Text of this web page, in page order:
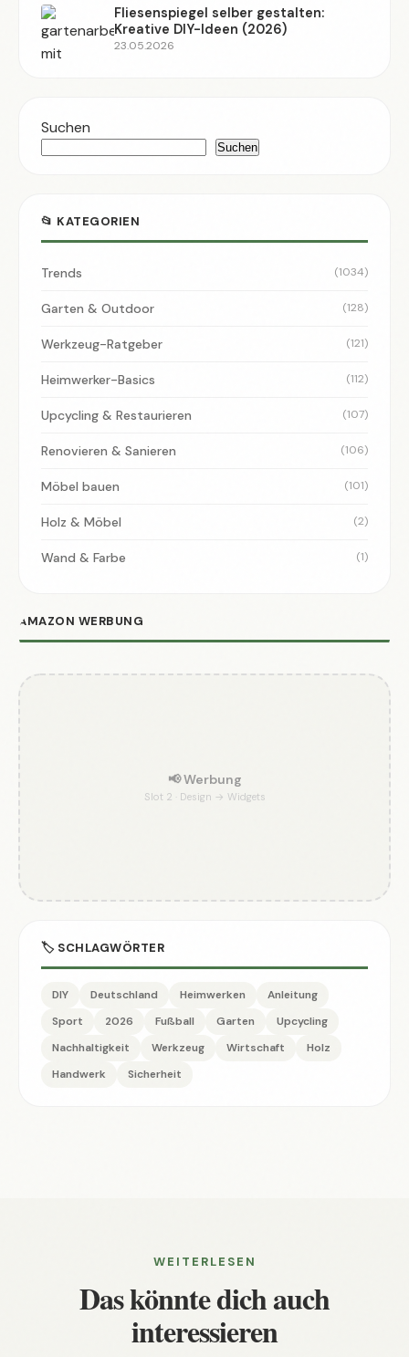
Fliesenspiegel selber gestalten:
Kreative DIY-Ideen (2026)
23.05.2026
Suchen
Suchen
📂 KATEGORIEN
Trends (1034)
Garten & Outdoor (128)
Werkzeug-Ratgeber (121)
Heimwerker-Basics (112)
Upcycling & Restaurieren (107)
Renovieren & Sanieren (106)
Möbel bauen (101)
Holz & Möbel (2)
Wand & Farbe (1)
AMAZON WERBUNG
📢 Werbung
Slot 2 · Design → Widgets
🏷️ SCHLAGWÖRTER
DIY Deutschland Heimwerken
Anleitung
Sport
2026 Fußball Garten
Upcycling
Nachhaltigkeit
Werkzeug Wirtschaft
Holz
Handwerk
Sicherheit
WEITERLESEN
Das könnte dich auch
interessieren